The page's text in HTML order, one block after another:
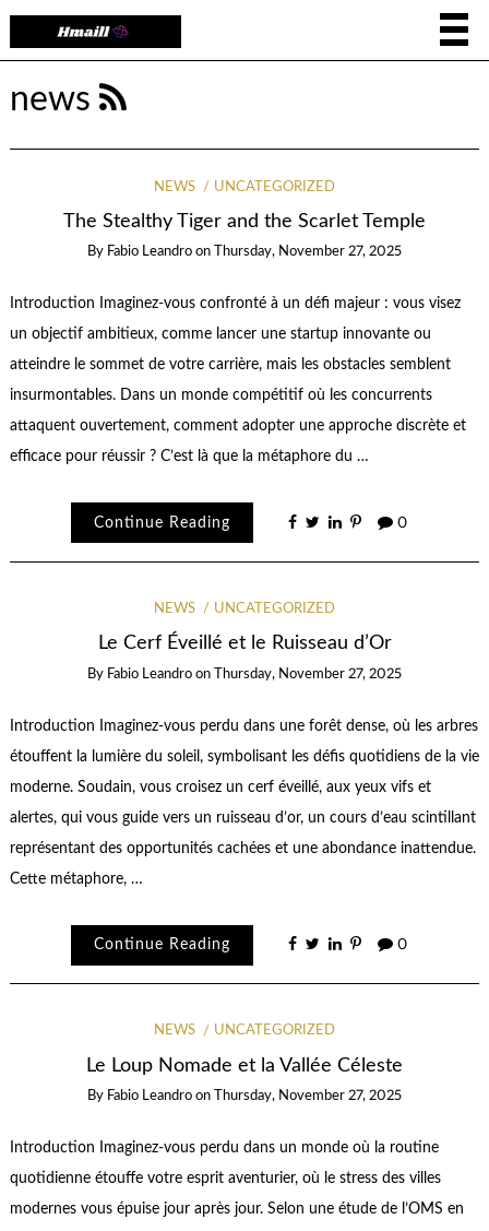
news
NEWS UNCATEGORIZED
The Stealthy Tiger and the Scarlet Temple
By Fabio Leandro on Thursday, November 27, 2025
Introduction Imaginez-vous confronté à un défi majeur : vous visez
un objectif ambitieux, comme lancer une startup innovante ou
atteindre le sommet de votre carrière, mais les obstacles semblent
insurmontables. Dans un monde compétitif où les concurrents
attaquent ouvertement, comment adopter une approche discrète et
efficace pour réussir ? C’est là que la métaphore du …
Continue Reading 0
NEWS UNCATEGORIZED
Le Cerf Éveillé et le Ruisseau d’Or
By Fabio Leandro on Thursday, November 27, 2025
Introduction Imaginez-vous perdu dans une forêt dense, où les arbres
étouffent la lumière du soleil, symbolisant les défis quotidiens de la vie
moderne. Soudain, vous croisez un cerf éveillé, aux yeux vifs et
alertes, qui vous guide vers un ruisseau d’or, un cours d’eau scintillant
représentant des opportunités cachées et une abondance inattendue.
Cette métaphore, …
Continue Reading 0
NEWS UNCATEGORIZED
Le Loup Nomade et la Vallée Céleste
By Fabio Leandro on Thursday, November 27, 2025
Introduction Imaginez-vous perdu dans un monde où la routine
quotidienne étouffe votre esprit aventurier, où le stress des villes
modernes vous épuise jour après jour. Selon une étude de l’OMS en